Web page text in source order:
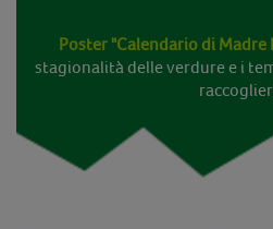
Poster "Calendario di Madre
stagionalità delle verdure e i